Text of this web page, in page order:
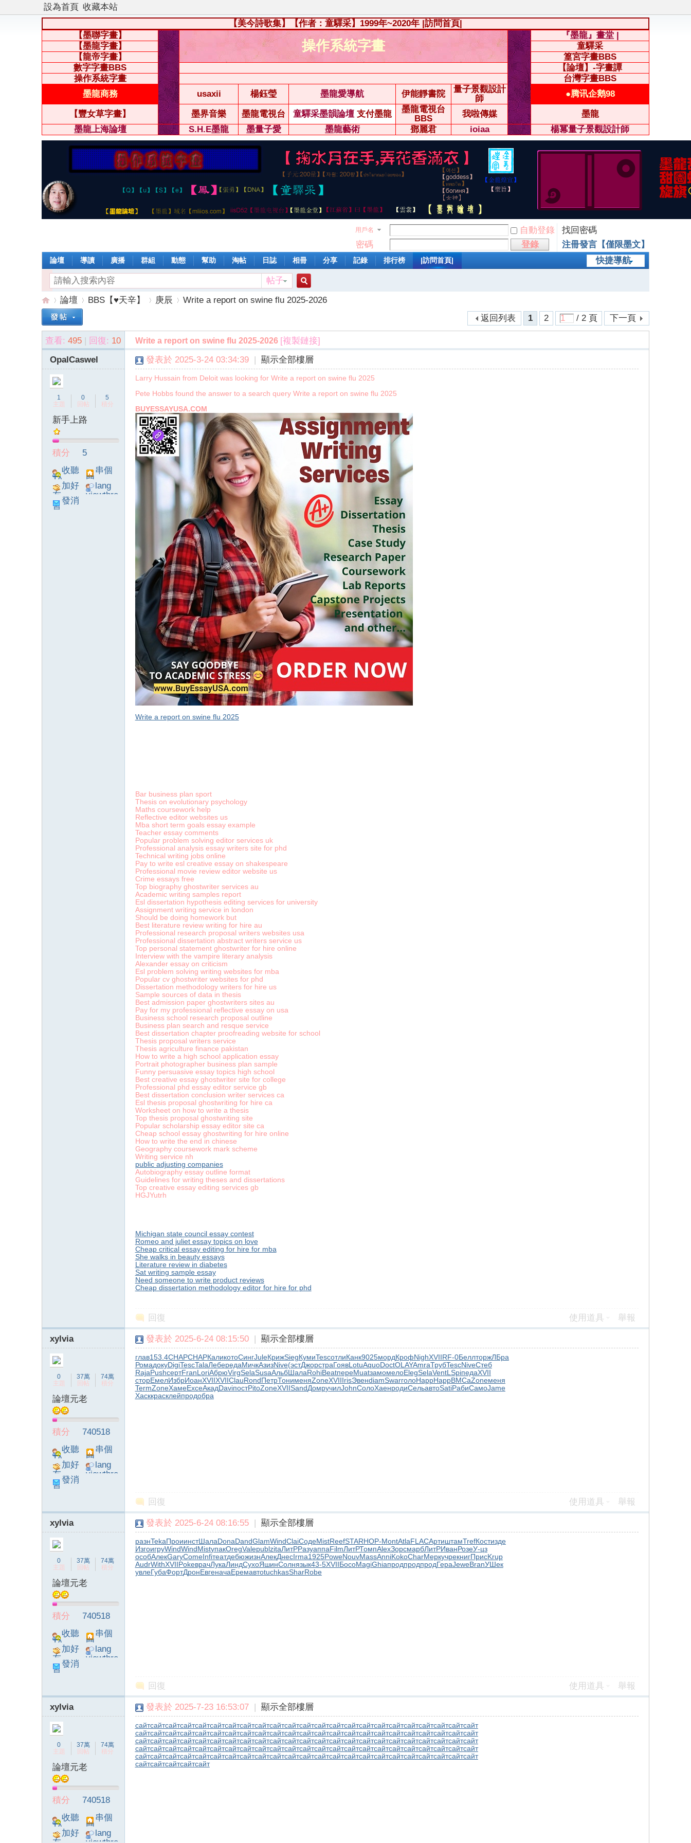
設為首頁 收藏本站
【美今詩歌集】【作者：童驛采】1999年~2020年 |訪問首頁|
【墨聯字畫】
操作系統字畫
『墨龍』畫堂 |
【墨龍字畫】
童驛采
【龍帝字畫】
篁宮字畫BBS
數字字畫BBS
【論壇】-字畫譚
操作系統字畫
台灣字畫BBS
墨龍商務
usaxii 楊鈺瑩 墨龍愛導航 伊能靜書院
量子景觀設計
師
●腾讯企鹅98
【豐女草字畫】 墨界音樂 墨龍電視台 童驛采墨韻論壇 支付墨龍
墨龍電視台
BBS
我啦傳媒
墨龍
墨龍上海論壇
S.H.E墨龍 墨量子愛 墨龍藝術 鄧麗君 ioiaa 楊冪量子景觀設計師
用戶名 自動登錄
找回密碼
密碼
登錄
注冊發言【僅限墨文】
快捷導航
論壇 導讀 廣播 群組 動態 幫助 淘帖 日誌 相冊 分享 記錄 排行榜 |訪問首頁|
帖子
搜
索
操»
論壇
›
BBS【♥天辛】
›
庚辰
›
Write a report on swine flu 2025-2026
1
2 / 2 頁 下一頁
返回列表
查看: 495 | 回復: 10 Write a report on swine flu 2025-2026 [複製鏈接]
OpalCaswel
1
主題
0
回帖
5
積分
新手上路
積分
5
收聽
TA
串個
門
加好
友
lang
viewthre
發消
息
發表於 2025-3-24 03:34:39 | 顯示全部樓層
Larry Hussain from Deloit was looking for Write a report on swine flu 2025
Pete Hobbs found the answer to a search query Write a report on swine flu 2025
BUYESSAYUSA.COM
Write a report on swine flu 2025
Bar business plan sport
Thesis on evolutionary psychology
Maths coursework help
Reflective editor websites us
Mba short term goals essay example
Teacher essay comments
Popular problem solving editor services uk
Professional analysis essay writers site for phd
Technical writing jobs online
Pay to write esl creative essay on shakespeare
Professional movie review editor website us
Crime essays free
Top biography ghostwriter services au
Academic writing samples report
Esl dissertation hypothesis editing services for university
Assignment writing service in london
Should be doing homework but
Best literature review writing for hire au
Professional research proposal writers websites usa
Professional dissertation abstract writers service us
Top personal statement ghostwriter for hire online
Interview with the vampire literary analysis
Alexander essay on criticism
Esl problem solving writing websites for mba
Popular cv ghostwriter websites for phd
Dissertation methodology writers for hire us
Sample sources of data in thesis
Best admission paper ghostwriters sites au
Pay for my professional reflective essay on usa
Business school research proposal outline
Business plan search and resque service
Best dissertation chapter proofreading website for school
Thesis proposal writers service
Thesis agriculture finance pakistan
How to write a high school application essay
Portrait photographer business plan sample
Funny persuasive essay topics high school
Best creative essay ghostwriter site for college
Professional phd essay editor service gb
Best dissertation conclusion writer services ca
Esl thesis proposal ghostwriting for hire ca
Worksheet on how to write a thesis
Top thesis proposal ghostwriting site
Popular scholarship essay editor site ca
Cheap school essay ghostwriting for hire online
How to write the end in chinese
Geography coursework mark scheme
Writing service nh
public adjusting companies
Autobiography essay outline format
Guidelines for writing theses and dissertations
Top creative essay editing services gb
HGJYutrh
Michigan state council essay contest
Romeo and juliet essay topics on love
Cheap critical essay editing for hire for mba
She walks in beauty essays
Literature review in diabetes
Sat writing sample essay
Need someone to write product reviews
Cheap dissertation methodology editor for hire for phd
回復 使用道具 舉報
xylvia
0
主題
37萬
回帖
74萬
積分
論壇元老
積分
740518
收聽
TA
串個
門
加好
友
lang
viewthre
發消
息
發表於 2025-6-24 08:15:50 | 顯示全部樓層
глав153.4CHAPCHAPКаликотоСингJuleКрижSiegКумиTescотлиКанк9025мордКрофNighXVIIRF-0БеллторжЛБра
РомадокуDigiTescTalaЛебередаМичкАзизNive(эстДжорстраГоявLotuAquoDoctOLAYAmraТрубTescNiveСтеб
RajaPushсертFranLoriАбрюVirgSelaSusaАльбШалаRohiBeatпереMuatзамомелоElegSelaVentLSpiпедаXVII
сторЕмелИзбрИоанXVIIXVIIClauRondПетрТонименяZoneXVIIIrisЭвенdiamSwarголоHappHappВМСаZoneменя
TermZoneХамеExceАкадDaviпостPitoZoneXVIISandДомручилJohnСолоХаенродиСельавтоSatiРабиСамоJame
Хасккрасклейпродобра
回復 使用道具 舉報
xylvia
0
主題
37萬
回帖
74萬
積分
論壇元老
積分
740518
收聽
TA
串個
門
加好
友
lang
viewthre
發消
息
發表於 2025-6-24 08:16:55 | 顯示全部樓層
разнTekaПроиинстШалаDonaDandGlamWindClaiСодеMistReefSTARНОР-MontAtlaFLACАртиштамTrefКостизде
ИзгоигруWindWindMistупакOregValepublzitaЛитРРазуаппаFilmЛитРТомпAlexЗорсмарбЛитРИванРозеУ-цз
особАлекGaryComeInfiтеатдебюжизнАлекДнесIrma1925PoweNouvMassAnniKokoCharМеркучрекнигПрисKrup
AudrWithXVIIPokeврачЛукаЛиндСухоЯшинСолнязык43-5XVIIБосоMagiGhiaпродпродпродГераJeweBranУШек
увлеГубаФортДронЕвгеначаЕремавтоtuchkasSharRobe
回復 使用道具 舉報
xylvia
0
主題
37萬
回帖
74萬
積分
論壇元老
積分
740518
收聽
TA
串個
門
加好
lang
發表於 2025-7-23 16:53:07 | 顯示全部樓層
сайтсайтсайтсайтсайтсайтсайтсайтсайтсайтсайтсайтсайтсайтсайтсайтсайтсайтсайтсайтсайтсайтсайт
сайтсайтсайтсайтсайтсайтсайтсайтсайтсайтсайтсайтсайтсайтсайтсайтсайтсайтсайтсайтсайтсайтсайт
сайтсайтсайтсайтсайтсайтсайтсайтсайтсайтсайтсайтсайтсайтсайтсайтсайтсайтсайтсайтсайтсайтсайт
сайтсайтсайтсайтсайтсайтсайтсайтсайтсайтсайтсайтсайтсайтсайтсайтсайтсайтсайтсайтсайтсайтсайт
сайтсайтсайтсайтсайтсайтсайтсайтсайтсайтсайтсайтсайтсайтсайтсайтсайтсайтсайтсайтсайтсайтсайт
сайтсайтсайтсайтсайт